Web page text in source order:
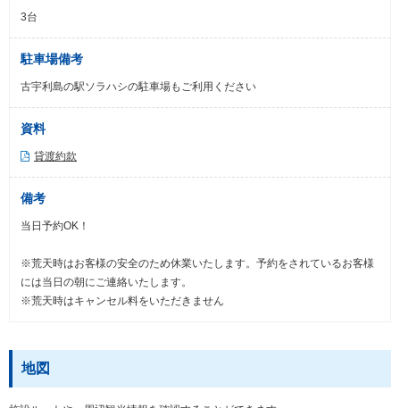
3台
駐車場備考
古宇利島の駅ソラハシの駐車場もご利用ください
資料
貸渡約款
備考
当日予約OK！
※荒天時はお客様の安全のため休業いたします。予約をされているお客様
には当日の朝にご連絡いたします。
※荒天時はキャンセル料をいただきません
地図